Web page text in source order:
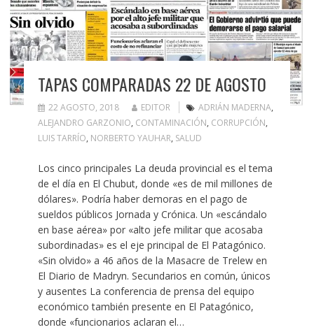
TAPAS COMPARADAS 22 DE AGOSTO
22 AGOSTO, 2018 EDITOR ADRIÁN MADERNA,
ALEJANDRO GARZONIO, CONTAMINACIÓN, CORRUPCIÓN,
LUIS TARRÍO, NORBERTO YAUHAR, SALUD
Los cinco principales La deuda provincial es el tema
de el día en El Chubut, donde «es de mil millones de
dólares». Podría haber demoras en el pago de
sueldos públicos Jornada y Crónica. Un «escándalo
en base aérea» por «alto jefe militar que acosaba
subordinadas» es el eje principal de El Patagónico.
«Sin olvido» a 46 años de la Masacre de Trelew en
El Diario de Madryn. Secundarios en común, únicos
y ausentes La conferencia de prensa del equipo
económico también presente en El Patagónico,
donde «funcionarios aclaran el…